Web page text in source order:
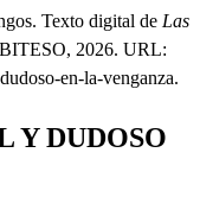
Texto digital de Las
2026. URL:
en-la-venganza.
Y DUDOSO